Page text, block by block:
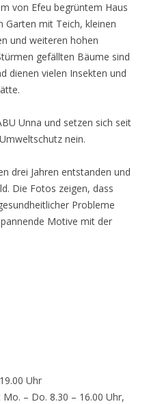
von Efeu begrüntem Haus
Garten mit Teich, kleinen
und weiteren hohen
gefällten Bäume sind
dienen vielen Insekten und
Unna und setzen sich seit
nein.
drei Jahren entstanden und
Die Fotos zeigen, dass
Probleme
Motive mit der
Uhr
– Do. 8.30 – 16.00 Uhr,